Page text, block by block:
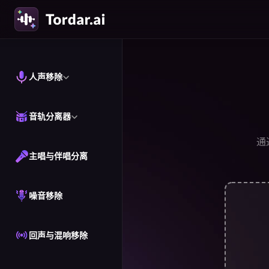
人声移除
音轨分离器
主唱与伴唱分离
噪音移除
回声与混响移除
通